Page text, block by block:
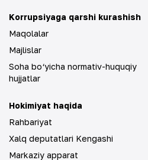
Korrupsiyaga qarshi kurashish
Maqolalar
Majlislar
Soha bo‘yicha normativ-huquqiy
hujjatlar
Hokimiyat haqida
Rahbariyat
Xalq deputatlari Kengashi
Markaziy apparat